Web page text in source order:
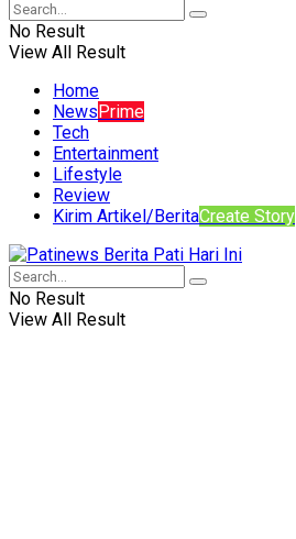
No Result
View All Result
Home
NewsPrime
Tech
Entertainment
Lifestyle
Review
Kirim Artikel/BeritaCreate Story
No Result
View All Result